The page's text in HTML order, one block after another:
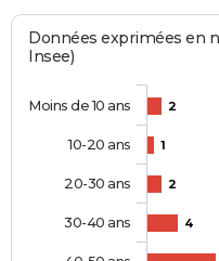
Données exprimées en
Insee)
2
1
2
4
Moins de 10 ans
10-20 ans
20-30 ans
30-40 ans